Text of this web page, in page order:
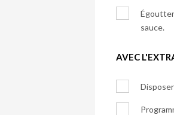
sauce.
AVEC